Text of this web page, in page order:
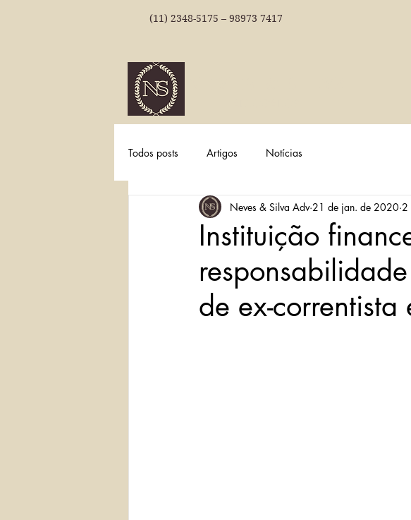
(11) 2348-5175 – 98973 7417
Todos posts Artigos Notícias
Instituição
de ex-correntista
Neves & Silva Adv 21 de jan. de 2020 2